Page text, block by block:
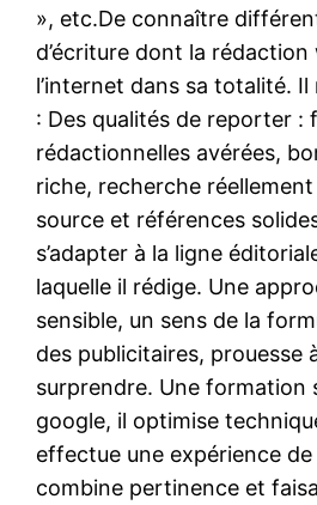
», etc.De connaître
d’écriture dont la
l’internet dans sa totalité.
: Des qualités de reporter :
rédactionnelles avérées,
riche, recherche
source et références
s’adapter à la ligne
laquelle il rédige. Une
sensible, un sens de la
des publicitaires, prouesse
surprendre. Une formation
google, il optimise
effectue une expérience
combine pertinence et